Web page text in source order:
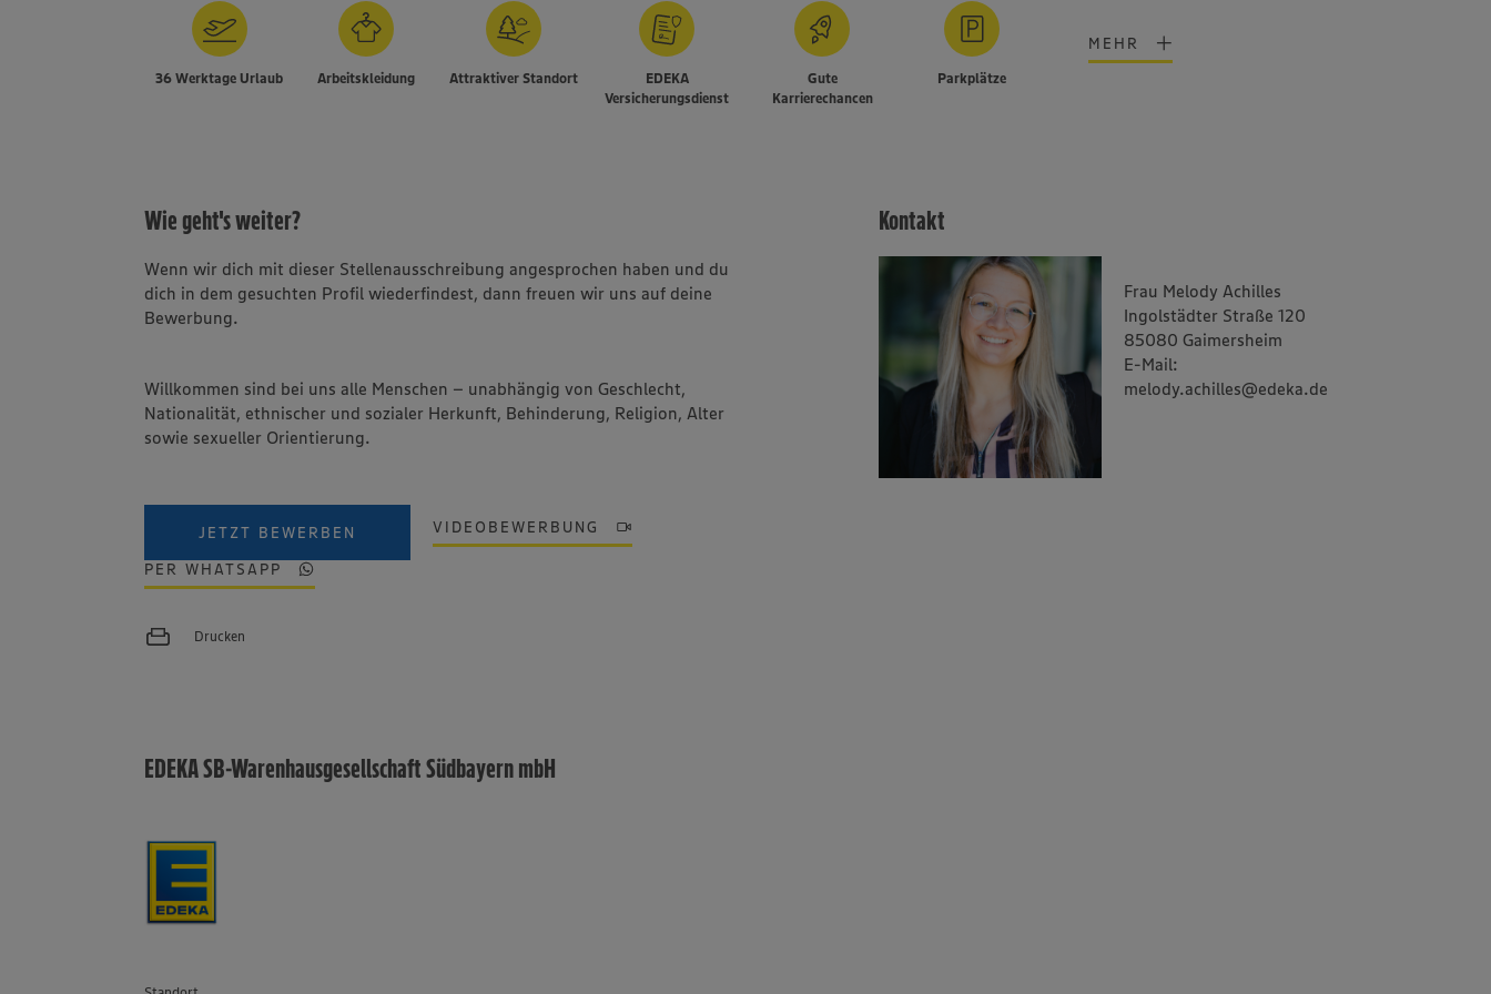
36 Werktage Urlaub Arbeitskleidung Attraktiver Standort
EDEKA
Versicherungsdienst
Gute
Karrierechancen
Parkplätze
MEHR
Wie geht's weiter?
Wenn wir dich mit dieser Stellenausschreibung angesprochen haben und du
dich in dem gesuchten Profil wiederfindest, dann freuen wir uns auf deine
Bewerbung.
Willkommen sind bei uns alle Menschen – unabhängig von Geschlecht,
Nationalität, ethnischer und sozialer Herkunft, Behinderung, Religion, Alter
sowie sexueller Orientierung.
JETZT BEWERBEN VIDEOBEWERBUNG
PER WHATSAPP
Drucken
Kontakt
Frau Melody Achilles
Ingolstädter Straße 120
85080 Gaimersheim
E-Mail:
melody.achilles@edeka.de
EDEKA SB-Warenhausgesellschaft Südbayern mbH